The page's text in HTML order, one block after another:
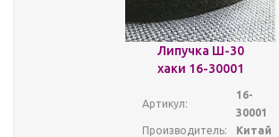
Липучка Ш-30
хаки 16-30001
Артикул:
16-
30001
Производитель:
Китай